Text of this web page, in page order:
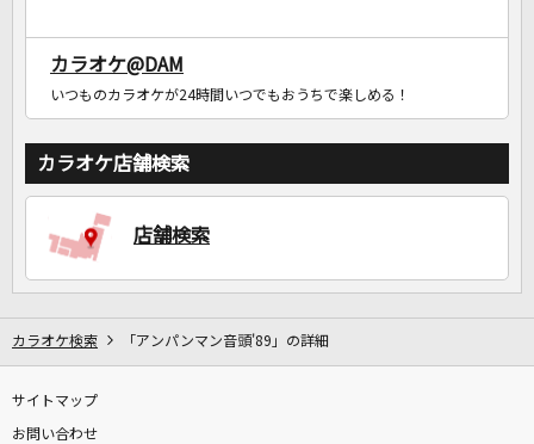
カラオケ@DAM
いつものカラオケが24時間いつでもおうちで楽しめる！
カラオケ店舗検索
店舗検索
カラオケ検索 「アンパンマン音頭'89」の詳細
サイトマップ
お問い合わせ